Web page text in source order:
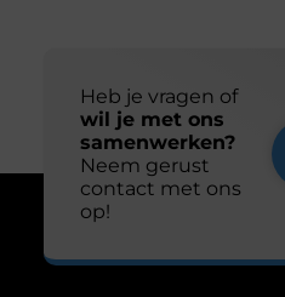
Heb je vragen of
wil je met ons
samenwerken?
Neem gerust
contact met ons
op!